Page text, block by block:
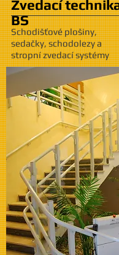
Zvedací
BS
Schodišťové plošiny,
sedačky, schodolezy a
stropní zvedací systémy